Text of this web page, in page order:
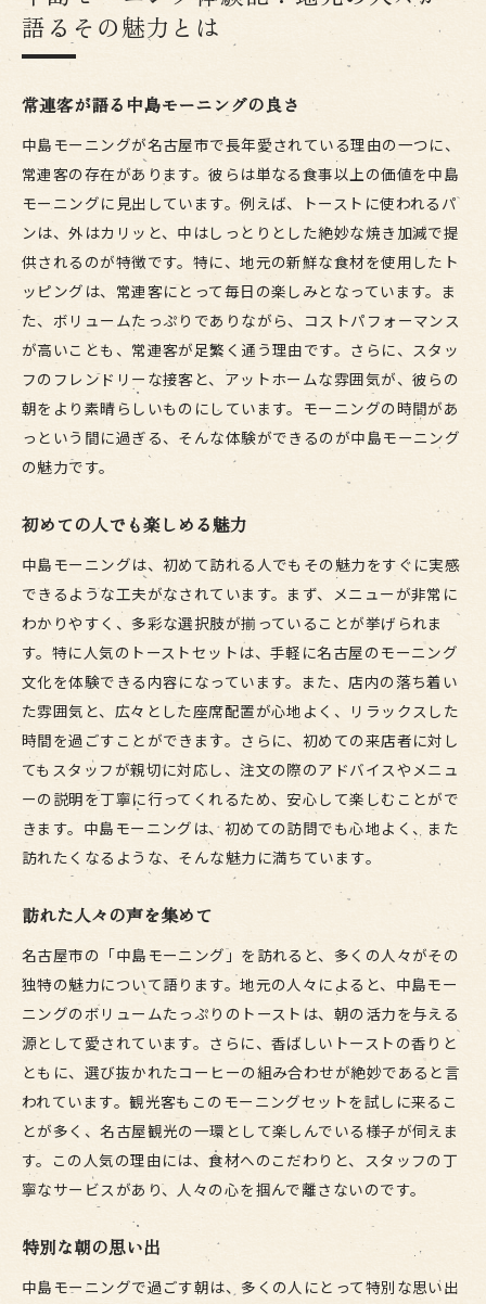
語るその魅力とは
常連客が語る中島モーニングの良さ
中島モーニングが名古屋市で長年愛されている理由の一つに、
常連客の存在があります。彼らは単なる食事以上の価値を中島
モーニングに見出しています。例えば、トーストに使われるパ
ンは、外はカリッと、中はしっとりとした絶妙な焼き加減で提
供されるのが特徴です。特に、地元の新鮮な食材を使用したト
ッピングは、常連客にとって毎日の楽しみとなっています。ま
た、ボリュームたっぷりでありながら、コストパフォーマンス
が高いことも、常連客が足繁く通う理由です。さらに、スタッ
フのフレンドリーな接客と、アットホームな雰囲気が、彼らの
朝をより素晴らしいものにしています。モーニングの時間があ
っという間に過ぎる、そんな体験ができるのが中島モーニング
の魅力です。
初めての人でも楽しめる魅力
中島モーニングは、初めて訪れる人でもその魅力をすぐに実感
できるような工夫がなされています。まず、メニューが非常に
わかりやすく、多彩な選択肢が揃っていることが挙げられま
す。特に人気のトーストセットは、手軽に名古屋のモーニング
文化を体験できる内容になっています。また、店内の落ち着い
た雰囲気と、広々とした座席配置が心地よく、リラックスした
時間を過ごすことができます。さらに、初めての来店者に対し
てもスタッフが親切に対応し、注文の際のアドバイスやメニュ
ーの説明を丁寧に行ってくれるため、安心して楽しむことがで
きます。中島モーニングは、初めての訪問でも心地よく、また
訪れたくなるような、そんな魅力に満ちています。
訪れた人々の声を集めて
名古屋市の「中島モーニング」を訪れると、多くの人々がその
独特の魅力について語ります。地元の人々によると、中島モー
ニングのボリュームたっぷりのトーストは、朝の活力を与える
源として愛されています。さらに、香ばしいトーストの香りと
ともに、選び抜かれたコーヒーの組み合わせが絶妙であると言
われています。観光客もこのモーニングセットを試しに来るこ
とが多く、名古屋観光の一環として楽しんでいる様子が伺えま
す。この人気の理由には、食材へのこだわりと、スタッフの丁
寧なサービスがあり、人々の心を掴んで離さないのです。
特別な朝の思い出
中島モーニングで過ごす朝は、多くの人にとって特別な思い出